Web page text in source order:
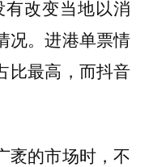
改变当地以消
况。进港单票情
比最高，而抖音
袤的市场时，不